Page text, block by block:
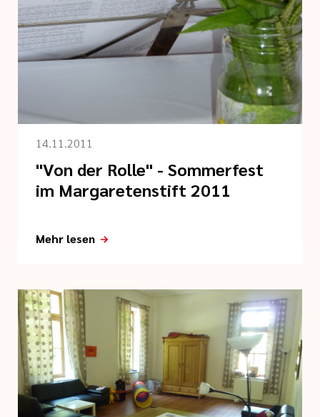
14.11.2011
"Von der Rolle" - Sommerfest
im Margaretenstift 2011
Mehr lesen